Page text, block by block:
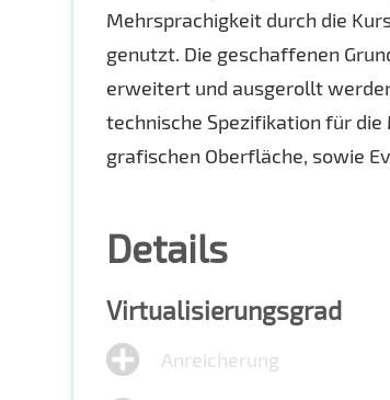
Mehrsprachigkeit durch die
genutzt. Die geschaffenen
erweitert und ausgerollt
technische Spezifikation für
grafischen Oberfläche, sowie
Details
Virtualisierungsgrad
Anreicherung